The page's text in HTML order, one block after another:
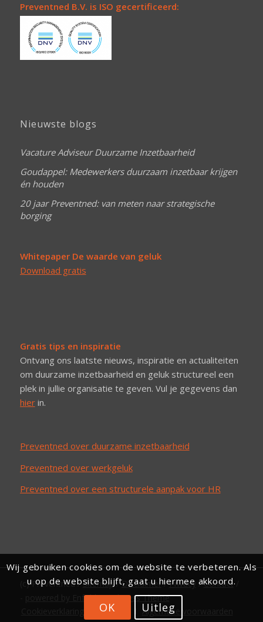
Preventned B.V. is ISO gecertificeerd:
Nieuwste blogs
Vacature Adviseur Duurzame Inzetbaarheid
Goudappel: Medewerkers duurzaam inzetbaar krijgen
én houden
20 jaar Preventned: van meten naar strategische
borging
Whitepaper De waarde van geluk
Download gratis
Gratis tips en inspiratie
Ontvang ons laatste nieuws, inspiratie en actualiteiten
om duurzame inzetbaarheid en geluk structureel een
plek in jullie organisatie te geven. Vul je gegevens dan
hierin.
Preventned over duurzame inzetbaarheid
Preventned over werkgeluk
Preventned over een structurele aanpak voor HR
(c) Preventned /Sitemap/Disclaimer/Privacy /Contact/
powered by Enfold WordPress Theme
Cookieverklaring Preventned
Algemene voorwaarden
Wij gebruiken cookies om de website te verbeteren. Als
u op de website blijft, gaat u hiermee akkoord.
OK Uitleg